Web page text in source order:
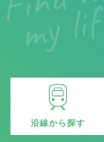
沿線から探す